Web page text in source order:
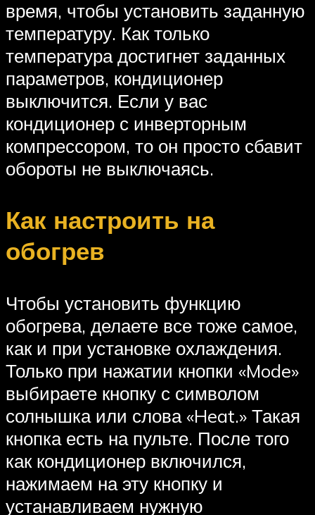
время, чтобы установить заданную
температуру. Как только
температура достигнет заданных
параметров, кондиционер
выключится. Если у вас
кондиционер с инверторным
компрессором, то он просто сбавит
обороты не выключаясь.
Как настроить на
обогрев
Чтобы установить функцию
обогрева, делаете все тоже самое,
как и при установке охлаждения.
Только при нажатии кнопки «Mode»
выбираете кнопку с символом
солнышка или слова «Heat.» Такая
кнопка есть на пульте. После того
как кондиционер включился,
нажимаем на эту кнопку и
устанавливаем нужную